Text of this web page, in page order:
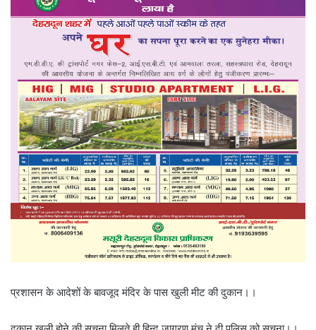
प्रशासन के आदेशों के बावजूद मंदिर के पास खुली मीट की दुकान।।